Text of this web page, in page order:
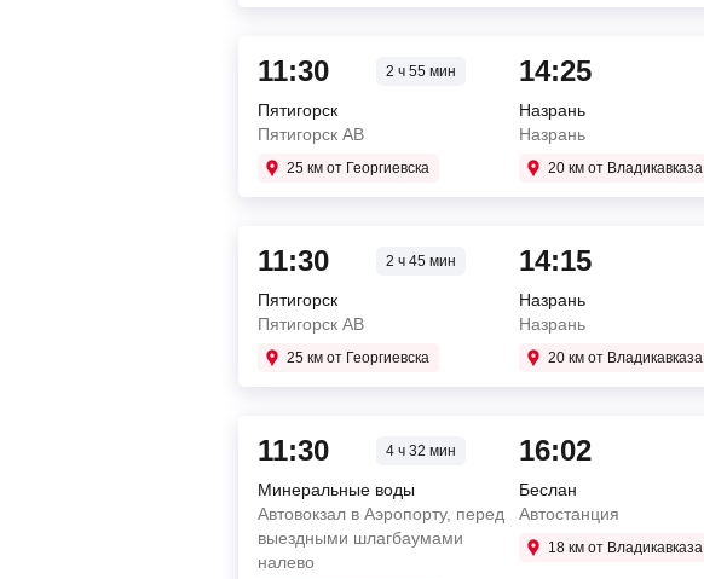
11:30 2 ч 55 мин
Пятигорск
Пятигорск АВ
25 км от Георгиевска
14:25
Назрань
Назрань
20 км от Владикавказа
11:30 2 ч 45 мин
Пятигорск
Пятигорск АВ
25 км от Георгиевска
14:15
Назрань
Назрань
20 км от Владикавказа
11:30 4 ч 32 мин
Минеральные воды
Автовокзал в Аэропорту, перед
выездными шлагбаумами
налево
16:02
Беслан
Автостанция
18 км от Владикавказа